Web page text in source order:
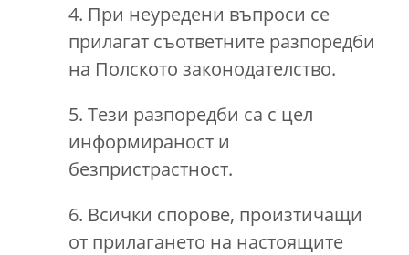
4. При неуредени въпроси се
прилагат съответните разпоредби
на Полското законодателство.
5. Тези разпоредби са с цел
информираност и
безпристрастност.
6. Всички спорове, произтичащи
от прилагането на настоящите